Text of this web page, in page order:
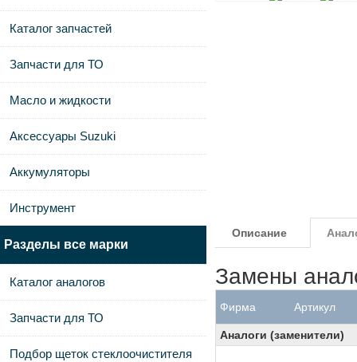
Описание
Замены
Фирма Артикул
Аналоги (заменители)
Каталог запчастей
Запчасти для ТО
Масло и жидкости
Аксессуары Suzuki
Аккумуляторы
Инструмент
Разделы все марки
Каталог аналогов
Запчасти для ТО
Подбор щеток стеклоочистителя